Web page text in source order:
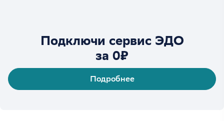
Подключи сервис ЭДО
за 0₽
Подробнее